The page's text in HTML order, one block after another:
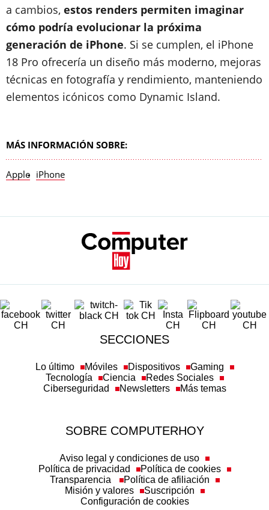
a cambios, estos renders permiten imaginar
cómo podría evolucionar la próxima
generación de iPhone. Si se cumplen, el iPhone
18 Pro ofrecería un diseño más moderno, mejoras
técnicas en fotografía y rendimiento, manteniendo
elementos icónicos como Dynamic Island.
MÁS INFORMACIÓN SOBRE:
Apple iPhone
SECCIONES
Lo último Móviles Dispositivos
Gaming
Tecnología
Ciencia
Redes Sociales
Ciberseguridad
Newsletters Más temas
SOBRE COMPUTERHOY
Aviso legal y condiciones de uso
Política de privacidad
Política de cookies
Transparencia
Política de afiliación
Misión y valores
Suscripción
Configuración de cookies